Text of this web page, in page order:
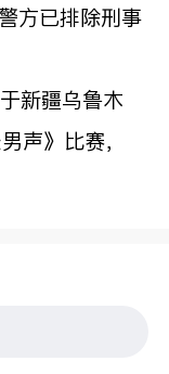
方已排除刑事
新疆乌鲁木
声》比赛，